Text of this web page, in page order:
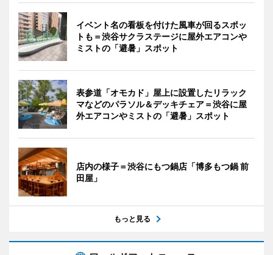
イベント名の看板を付けた風車が回るスポッ
トも＝渋谷サクラステージに屋外エアコンや
ミストの「避暑」スポット
表参道「オモカド」屋上に設置したリラック
マなどのパラソル＆デッキチェア＝渋谷に屋
外エアコンやミストの「避暑」スポット
店内の様子＝渋谷にもつ鍋店「博多もつ鍋 前
田屋」
もっと見る